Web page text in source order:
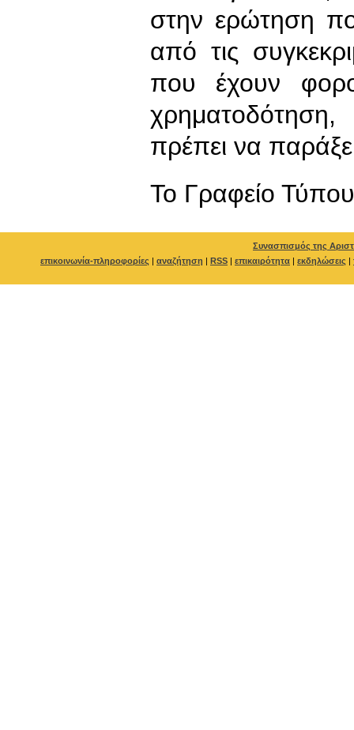
στην ερώτηση
από τις
που έχουν
πρέπει να
To Γραφείο Τύπου
Συνασπισμός της
επικοινωνία-πληροφορίες | αναζήτηση | RSS | επικαιρότητα | εκδηλώσεις |